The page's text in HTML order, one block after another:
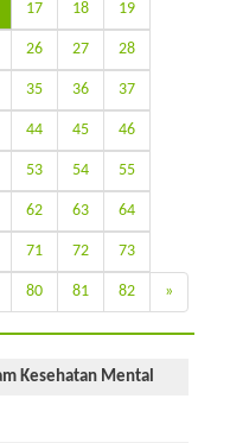
17 18 19
26 27 28
35 36 37
44 45 46
53 54 55
62 63 64
71 72 73
80 81 82 »
Kesehatan Mental